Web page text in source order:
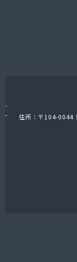
大陽日酸エネ
田島石油株式会
田島燃料株式
東亜産業株式
住所：〒104-0044